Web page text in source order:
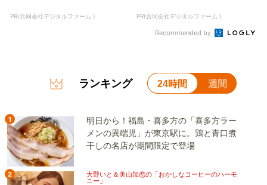
PR(合同会社デジタルファーム ) PR(合同会社デジタルファーム )
Recommended by
ランキング 24時間 週間
1
明日から！福島・喜多方の「喜多方ラー
メンの異端児」が東京駅に。鶏と青口煮
干しの名店が期間限定で登場
2
大野いと＆美山加恋の「おかしなコーヒーのハーモ
ニー」